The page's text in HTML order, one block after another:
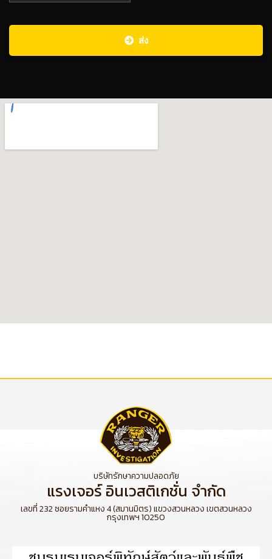
ส่ง
บริษัทรักษาความปลอดภัย
แรงเจอร์ อินเวสติเกชั่น จำกัด
เลขที่ 232 ซอยรามคำแหง 4 (สมานมิตร) แขวงสวนหลวง เขตสวนหลวง
กรุงเทพฯ 10250